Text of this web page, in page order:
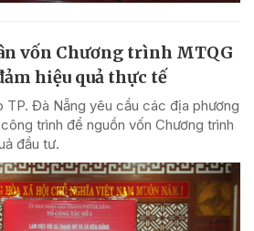
vốn Chương trình MTQG
hiệu quả thực tế
TP. Đà Nẵng yêu cầu các địa phương
trình để nguồn vốn Chương trình
đầu tư.